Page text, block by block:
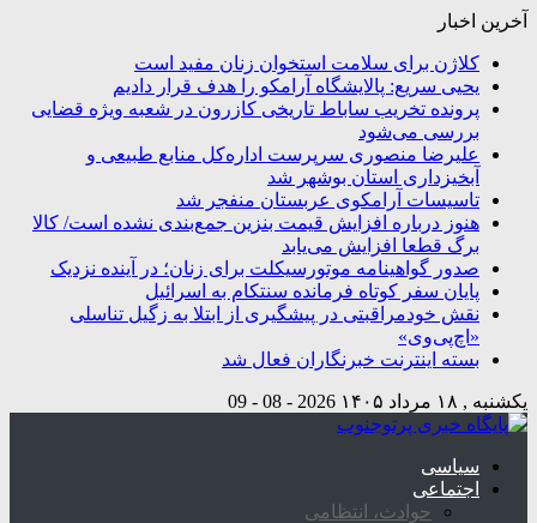
آخرین اخبار
کلاژن برای سلامت استخوان زنان مفید است
یحیی سریع: پالایشگاه آرامکو را هدف قرار دادیم
پرونده تخریب ساباط تاریخی کازرون در شعبه ویژه قضایی
بررسی می‌شود
علیرضا منصوری سرپرست اداره‌کل منابع طبیعی و
آبخیزداری استان بوشهر شد
تاسیسات آرامکوی عربستان منفجر شد
هنوز درباره افزایش قیمت بنزین جمع‌بندی نشده است/ کالا
برگ قطعا افزایش می‌یابد
صدور گواهینامه موتورسیکلت برای زنان؛ در آینده نزدیک
پایان سفر کوتاه فرمانده سنتکام به اسرائیل
نقش خودمراقبتی در پیشگیری از ابتلا به زگیل تناسلی
«اچ‌پی‌وی»
بسته اینترنت خبرنگاران فعال شد
یکشنبه , ۱۸ مرداد ۱۴۰۵ 2026 - 08 - 09
سیاسی
اجتماعی
حوادث، انتظامی